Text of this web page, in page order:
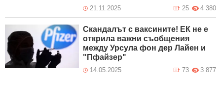
21.11.2025 4 380
25
Скандалът с ваксините! ЕК не е
открила важни съобщения
между Урсула фон дер Лайен и
"Пфайзер"
14.05.2025 3 877
73